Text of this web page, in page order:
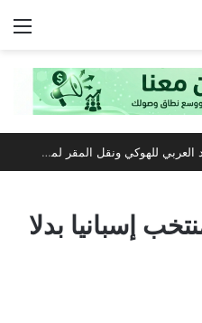
سلطنة عُمان تفوز برئاسة الاتحاد العربي للهوكي ونقل المقر لمسقط
إسبانيا بدلا